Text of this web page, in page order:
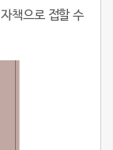
책으로 접할 수